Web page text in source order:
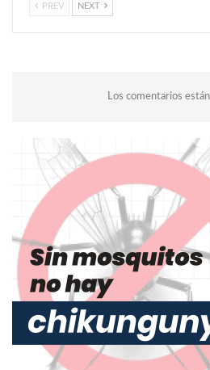
PREV NEXT
Los comentarios